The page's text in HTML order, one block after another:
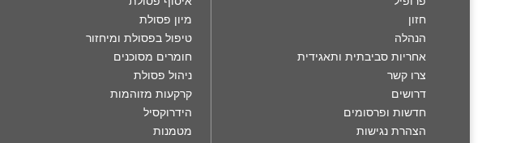
חזון
הנהלה
אחריות סביבתית ותאגידית
צרו קשר
דרושים
חדשות ופרסומים
הצהרת נגישות
מיון פסולת
טיפול בפסולת ומיחזור
חומרים מסוכנים
ניהול פסולת
קרקעות מזוהמות
הידרוקסיל
מטמנות